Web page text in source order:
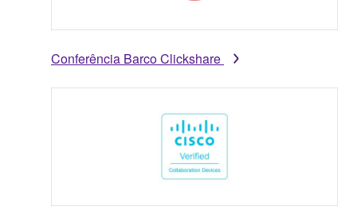
Conferência Barco Clickshare